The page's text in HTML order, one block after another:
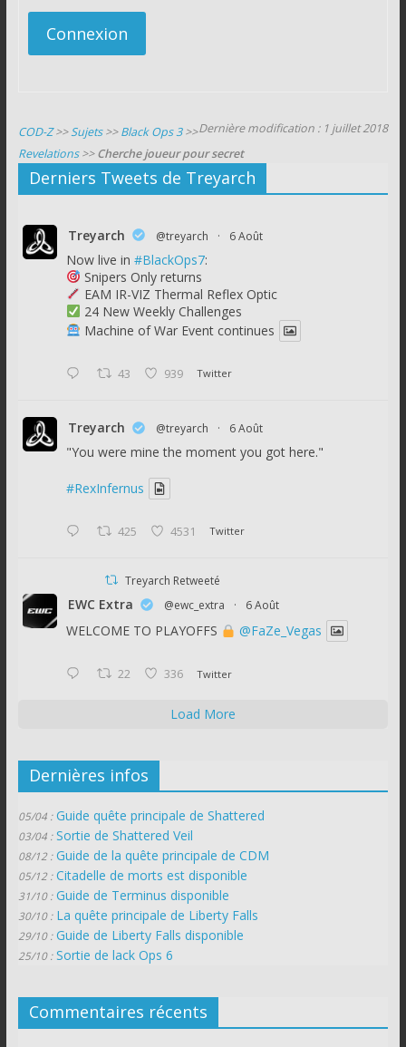
Connexion
Dernière modification : 1 juillet 2018
COD-Z>>Sujets>>Black Ops 3>>
Revelations>>Cherche joueur pour secret
Derniers Tweets de Treyarch
Treyarch @treyarch · 6 Août
Now live in #BlackOps7:
Snipers Only returns
EAM IR-VIZ Thermal Reflex Optic
24 New Weekly Challenges
Machine of War Event continues
43 939 Twitter
Treyarch @treyarch · 6 Août
"You were mine the moment you got here."
#RexInfernus
425 4531 Twitter
Treyarch Retweeté
EWC Extra @ewc_extra · 6 Août
WELCOME TO PLAYOFFS @FaZe_Vegas
22 336 Twitter
Load More
Dernières infos
05/04 : Guide quête principale de Shattered
03/04 : Sortie de Shattered Veil
08/12 : Guide de la quête principale de CDM
05/12 : Citadelle de morts est disponible
31/10 : Guide de Terminus disponible
30/10 : La quête principale de Liberty Falls
29/10 : Guide de Liberty Falls disponible
25/10 : Sortie de lack Ops 6
Commentaires récents